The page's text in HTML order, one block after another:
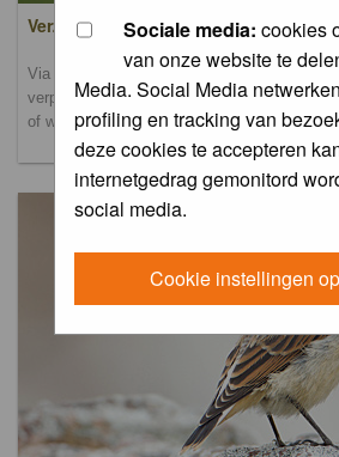
Sociale media: cookies
van onze website te
Media. Social Media
profiling en tracking van
deze cookies te accepteren
internetgedrag gemonitord
social media.
Cookie instellingen
Verzamel- en uploadalbum
Via dit album kun je foto's uploaden.
verplaatst naar de database-albums.
of worden verplaatst naar het verbeteralbum.